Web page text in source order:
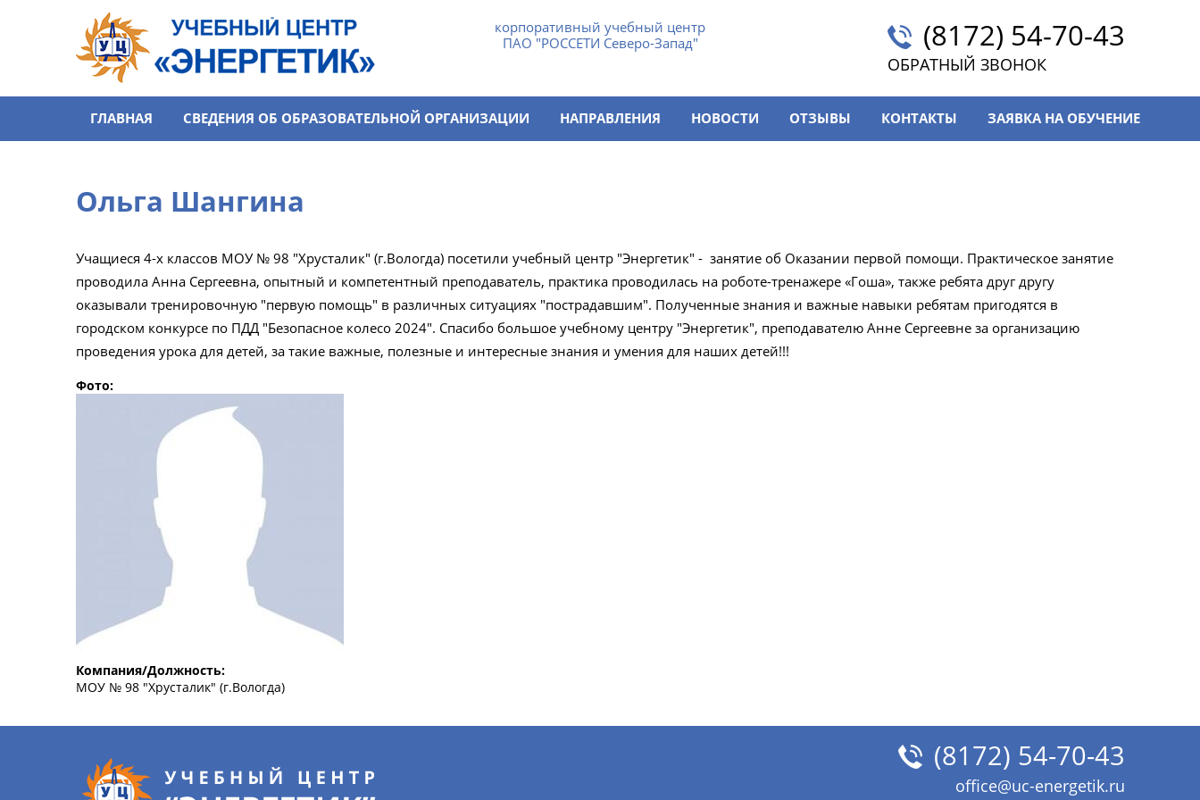
Перейти к основному содержанию
(8172) 54-70-43
ОБРАТНЫЙ ЗВОНОК
корпоративный учебный центр
ПАО "РОССЕТИ Северо-Запад"
ГЛАВНАЯ СВЕДЕНИЯ ОБ ОБРАЗОВАТЕЛЬНОЙ ОРГАНИЗАЦИИ НАПРАВЛЕНИЯ НОВОСТИ ОТЗЫВЫ КОНТАКТЫ ЗАЯВКА НА ОБУЧЕНИЕ
Ольга Шангина
Учащиеся 4-х классов МОУ № 98 "Хрусталик" (г.Вологда) посетили учебный центр "Энергетик" - занятие об Оказании первой помощи. Практическое занятие
проводила Анна Сергеевна, опытный и компетентный преподаватель, практика проводилась на роботе-тренажере «Гоша», также ребята друг другу
оказывали тренировочную "первую помощь" в различных ситуациях "пострадавшим". Полученные знания и важные навыки ребятам пригодятся в
городском конкурсе по ПДД "Безопасное колесо 2024". Спасибо большое учебному центру "Энергетик", преподавателю Анне Сергеевне за организацию
проведения урока для детей, за такие важные, полезные и интересные знания и умения для наших детей!!!
Фото:
Компания/Должность:
МОУ № 98 "Хрусталик" (г.Вологда)
(8172) 54-70-43
office@uc-energetik.ru